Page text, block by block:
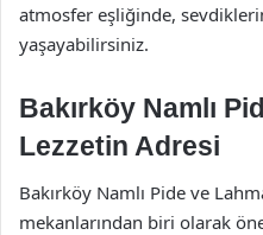
atmosfer eşliğinde,
yaşayabilirsiniz.
Bakırköy Namlı
Lezzetin Adresi
Bakırköy Namlı Pide ve
mekanlarından biri olarak